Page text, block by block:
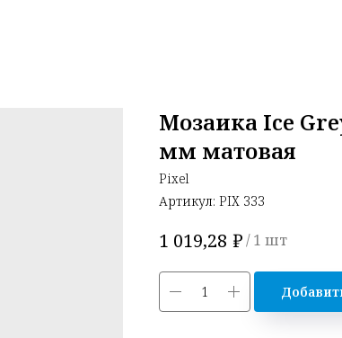
Мозаика Ice
мм матовая
Pixel
Артикул: PIX 333
1 019,28 ₽/1 шт